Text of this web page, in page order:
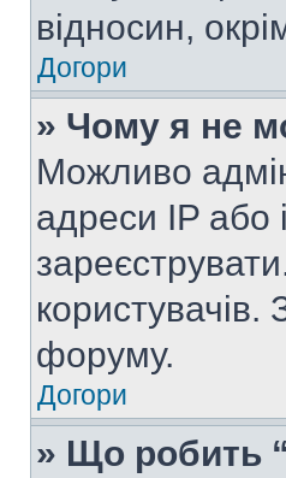
відносин,
Догори
» Чому я не
Можливо
адреси IP або
форуму.
Догори
» Що робить